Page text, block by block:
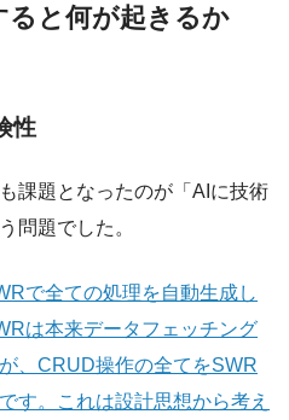
ると何が起きるか
性
課題となったのが「AIに技術
問題でした。
で全ての処理を自動生成し
は本来データフェッチング
、CRUD操作の全てをSWR
す。これは設計思想から考え